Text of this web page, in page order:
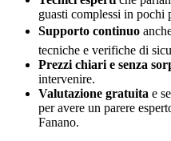
guasti complessi in pochi
Supporto continuo
tecniche e verifiche di
Prezzi chiari e senza
intervenire.
Valutazione gratuita e
per avere un parere
Fanano.